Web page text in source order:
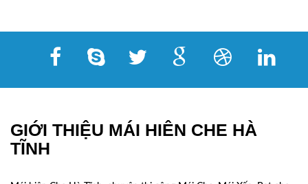
GIỚI THIỆU MÁI HIÊN CHE HÀ
TĨNH